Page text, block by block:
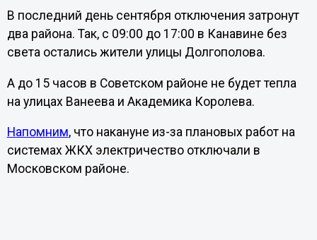
В последний день сентября отключения затронут
два района. Так, с 09:00 до 17:00 в Канавине без
света остались жители улицы Долгополова.
А до 15 часов в Советском районе не будет тепла
на улицах Ванеева и Академика Королева.
Напомним, что накануне из-за плановых работ на
системах ЖКХ электричество отключали в
Московском районе.